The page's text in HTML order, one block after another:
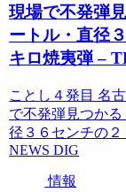
現場で不発弾
ートル・直径
キロ焼夷弾 –
ことし４発目 名
で不発弾見つか
径３６センチの
NEWS DIG
情報